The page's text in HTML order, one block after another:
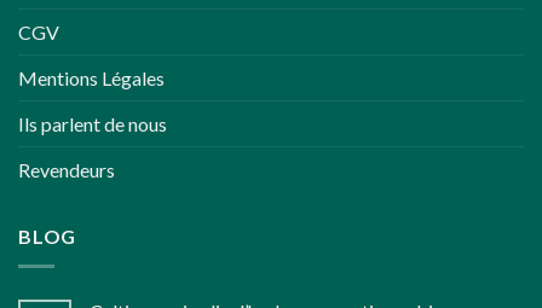
CGV
Mentions Légales
Ils parlent de nous
Revendeurs
BLOG